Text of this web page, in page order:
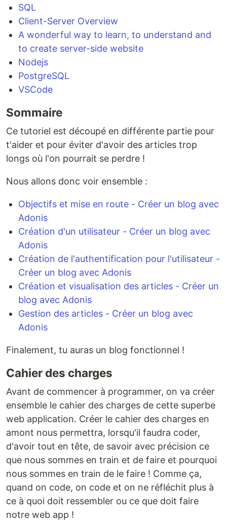
SQL
Client-Server Overview
A wonderful way to learn, to understand and
to create server-side website
Nodejs
PostgreSQL
VSCode
Sommaire
Ce tutoriel est découpé en différente partie pour
t'aider et pour éviter d'avoir des articles trop
longs où l'on pourrait se perdre !
Nous allons donc voir ensemble :
Objectifs et mise en route - Créer un blog avec
Adonis
Création d'un utilisateur - Créer un blog avec
Adonis
Création de l'authentification pour l'utilisateur -
Créer un blog avec Adonis
Création et visualisation des articles - Créer un
blog avec Adonis
Gestion des articles - Créer un blog avec
Adonis
Finalement, tu auras un blog fonctionnel !
Cahier des charges
Avant de commencer à programmer, on va créer
ensemble le cahier des charges de cette superbe
web application. Créer le cahier des charges en
amont nous permettra, lorsqu'il faudra coder,
d'avoir tout en tête, de savoir avec précision ce
que nous sommes en train et de faire et pourquoi
nous sommes en train de le faire ! Comme ça,
quand on code, on code et on ne réfléchit plus à
ce à quoi doit ressembler ou ce que doit faire
notre web app !